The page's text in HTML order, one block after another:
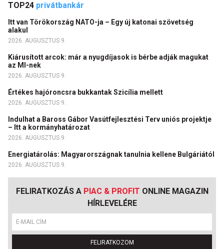
TOP24 privátbankár
Itt van Törökország NATO-ja – Egy új katonai szövetség
alakul
2026. AUGUSZTUS 9.
Kiárusított arcok: már a nyugdíjasok is bérbe adják magukat
az MI-nek
2026. AUGUSZTUS 9.
Értékes hajóroncsra bukkantak Szicília mellett
2026. AUGUSZTUS 9.
Indulhat a Baross Gábor Vasútfejlesztési Terv uniós projektje
– Itt a kormányhatározat
2026. AUGUSZTUS 9.
Energiatárolás: Magyarországnak tanulnia kellene Bulgáriától
2026. AUGUSZTUS 9.
FELIRATKOZÁS A PIAC & PROFIT ONLINE MAGAZIN
HÍRLEVELÉRE
FELIRATKOZOM